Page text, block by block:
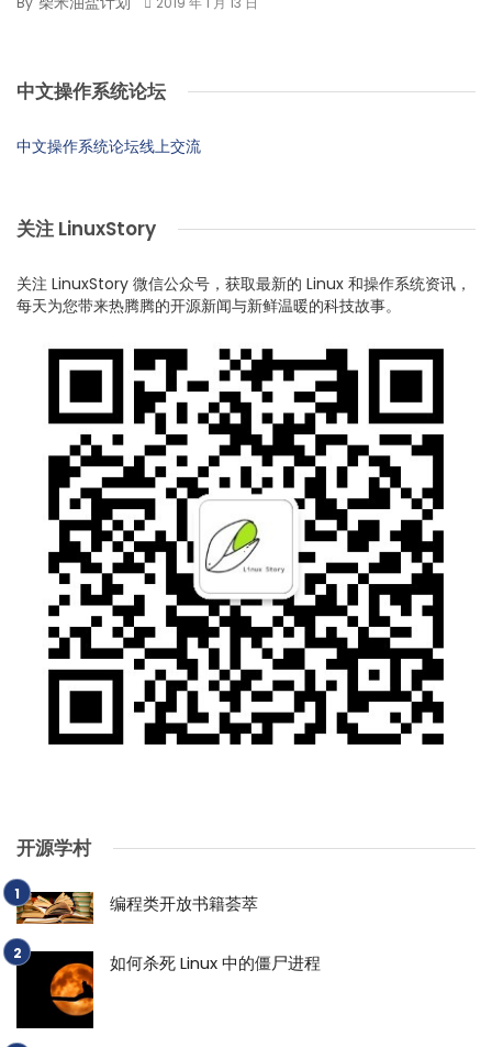
中文操作系统论坛
中文操作系统论坛线上交流
关注 LinuxStory
关注 LinuxStory 微信公众号，获取最新的 Linux 和操作系统资讯，
每天为您带来热腾腾的开源新闻与新鲜温暖的科技故事。
开源学村
编程类开放书籍荟萃
如何杀死 Linux 中的僵尸进程